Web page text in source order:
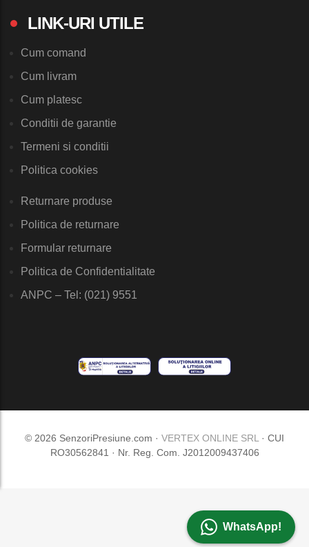
WhatsApp!
LINK-URI UTILE
Cum comand
Cum livram
Cum platesc
Conditii de garantie
Termeni si conditii
Politica cookies
Returnare produse
Politica de returnare
Formular returnare
Politica de Confidentialitate
ANPC – Tel: (021) 9551
© 2026 SenzoriPresiune.com · VERTEX ONLINE SRL · CUI
RO30562841 · Nr. Reg. Com. J2012009437406